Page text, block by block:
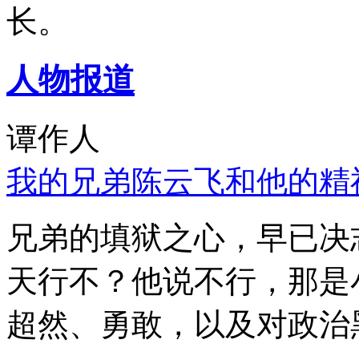
长。
人物报道
谭作人
我的兄弟陈云飞和他的
兄弟的填狱之心，早已
天行不？他说不行，那
超然、勇敢，以及对政